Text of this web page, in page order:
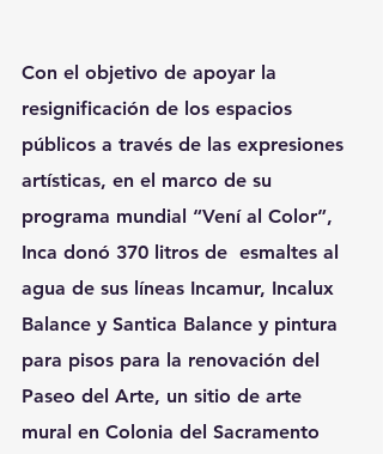
Con el objetivo de apoyar la
resignificación de los espacios
públicos a través de las expresiones
artísticas, en el marco de su
programa mundial “Vení al Color”,
Inca donó 370 litros de  esmaltes al
agua de sus líneas Incamur, Incalux
Balance y Santica Balance y pintura
para pisos para la renovación del
Paseo del Arte, un sitio de arte
mural en Colonia del Sacramento